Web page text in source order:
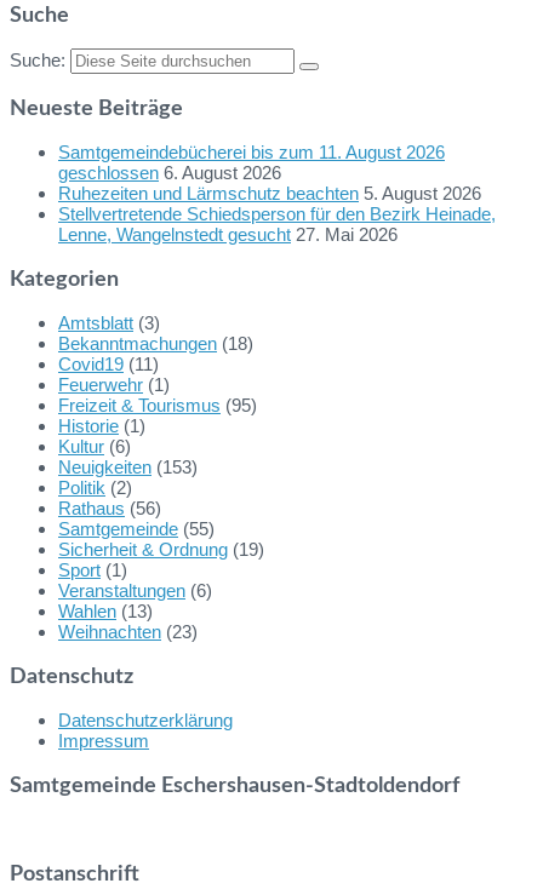
Suche
Suche:
Neueste Beiträge
Samtgemeindebücherei bis zum 11. August 2026
geschlossen 6. August 2026
Ruhezeiten und Lärmschutz beachten 5. August 2026
Stellvertretende Schiedsperson für den Bezirk Heinade,
Lenne, Wangelnstedt gesucht 27. Mai 2026
Kategorien
Amtsblatt (3)
Bekanntmachungen (18)
Covid19 (11)
Feuerwehr (1)
Freizeit & Tourismus (95)
Historie (1)
Kultur (6)
Neuigkeiten (153)
Politik (2)
Rathaus (56)
Samtgemeinde (55)
Sicherheit & Ordnung (19)
Sport (1)
Veranstaltungen (6)
Wahlen (13)
Weihnachten (23)
Datenschutz
Datenschutzerklärung
Impressum
Samtgemeinde Eschershausen-Stadtoldendorf
Postanschrift